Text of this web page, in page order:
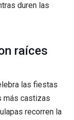
duren las
raíces
las fiestas
más castizas
recorren la